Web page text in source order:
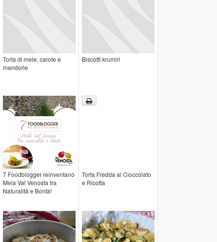
Torta di mele, carote e
mandorle
Biscotti krumiri
7 Foodblogger reinventano
Mela Val Venosta tra
Naturalità e Bontà!
Torta Fredda al Cioccolato
e Ricotta